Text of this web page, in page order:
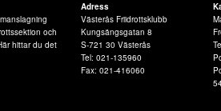
och
hittar du det
Adress
Västerås Friidrottsklubb
Kungsängsgatan 8
S-721 30 Västerås
Tel: 021-135960
Fax: 021-416060